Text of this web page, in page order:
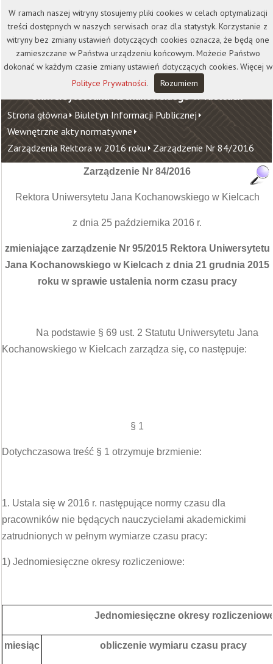
Kontakt Biblioteka
Wydawnictwo
Wirtualna Uczelnia
Uniwersytet Jana Kochanowskiego w Kielcach
Strona główna Biuletyn Informacji Publicznej
Wewnętrzne akty normatywne
Zarządzenia Rektora w 2016 roku Zarządzenie Nr 84/2016
Zarządzenie Nr 84/2016
Rektora Uniwersytetu Jana Kochanowskiego w Kielcach
z dnia 25 października 2016 r.
zmieniające zarządzenie Nr 95/2015 Rektora Uniwersytetu
Jana Kochanowskiego w Kielcach z dnia 21 grudnia 2015
roku w sprawie ustalenia norm czasu pracy
Na podstawie § 69 ust. 2 Statutu Uniwersytetu Jana
Kochanowskiego w Kielcach zarządza się, co następuje:
§ 1
Dotychczasowa treść § 1 otrzymuje brzmienie:
1. Ustala się w 2016 r. następujące normy czasu dla
pracowników nie będących nauczycielami akademickimi
zatrudnionych w pełnym wymiarze czasu pracy:
1) Jednomiesięczne okresy rozliczeniowe:
Jednomiesięczne okresy
miesiąc obliczenie wymiaru czasu pracy
W ramach naszej witryny stosujemy pliki cookies w celach optymalizacji
treści dostępnych w naszych serwisach oraz dla statystyk. Korzystanie z
witryny bez zmiany ustawień dotyczących cookies oznacza, że będą one
zamieszczane w Państwa urządzeniu końcowym. Możecie Państwo
dokonać w każdym czasie zmiany ustawień dotyczących cookies. Więcej w
Polityce Prywatności. Rozumiem